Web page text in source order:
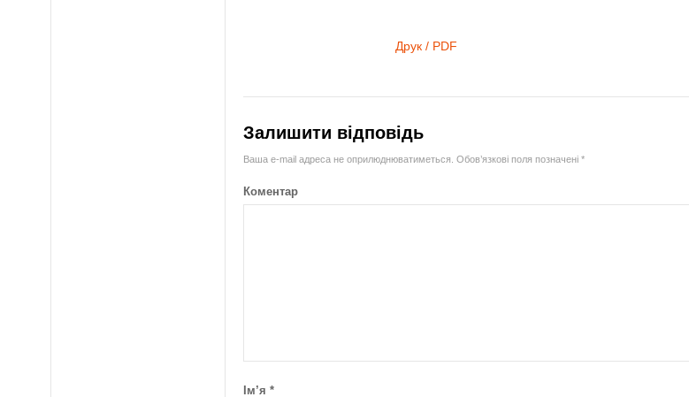
Друк / PDF
Залишити відповідь
Ваша e-mail адреса не оприлюднюватиметься. Обов’язкові поля позначені*
Коментар
Ім’я*